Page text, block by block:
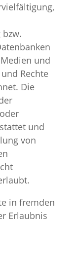
und
Rechte
Die
und
von
in fremden
Erlaubnis